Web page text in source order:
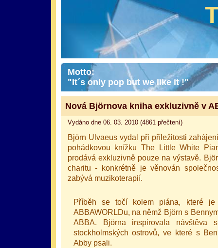
Motto:
"It´s only pop but we like it !"
Nová Björnova kniha exkluzivně v
Vydáno dne 06. 03. 2010 (4861 přečtení)
Björn Ulvaeus vydal při příležitosti
pohádkovou knížku The Little White
prodává exkluzivně pouze na výstavě.
charitu - konkrétně je věnován
zabývá muzikoterapií.
Příběh se točí kolem piána, které je
ABBAWORLDu, na němž Björn s
ABBA. Björna inspirovala návštěva
stockholmských ostrovů, ve které s
Abby psali.